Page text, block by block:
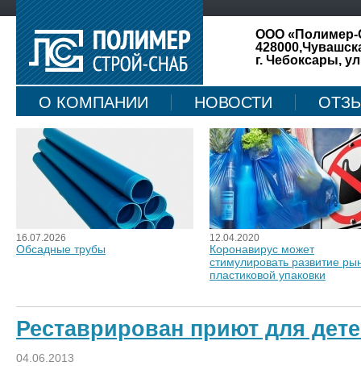
ООО «Полимер-
г. Чебоксары,
О КОМПАНИИ НОВОСТИ
КАРТА САЙТА
16.07.2026
Обсадные трубы
12.04.2020
Коронавирус может
стимулировать развитие
пластиковой упаковки
Реставрирован приют для
04.06.2013